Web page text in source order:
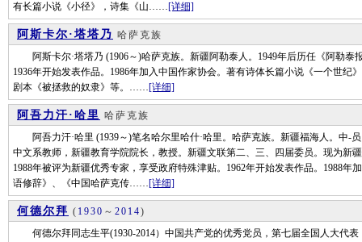
有长篇小说《小径》，诗集《山……[详细]
阿斯卡尔·塔塔乃 哈萨克族
阿斯卡尔·塔塔乃 (1906～)哈萨克族。新疆阿勒泰人。1949年后历任《阿勒泰
1936年开始发表作品。1986年加入中国作家协会。著有诗体长篇小说《一个世纪
剧本《被拯救的奴隶》等。……[详细]
阿吾力汗·哈里 哈萨克族
阿吾力汗·哈里 (1939～)笔名哈尔里哈什·哈里。哈萨克族。新疆福海人。中-
中文系教师，新疆教育学院院长，教授。新疆文联第二、三、四届委员。现为新
1988年被评为新疆优秀专家，享受政府特殊津贴。1962年开始发表作品。1988
语修辞》、《中国哈萨克传……[详细]
何德尔拜 ( 1930 ～ 2014)
何德尔拜同志生平(1930-2014）中国共产党的优秀党员，第七届全国人大代